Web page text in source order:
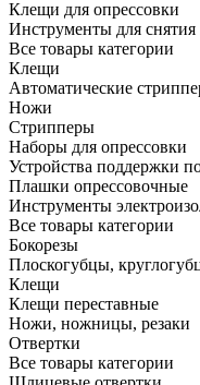
Клещи для опрессовки
Инструменты для
Все товары категории
Клещи
Автоматические
Ножи
Стрипперы
Наборы для опрессовки
Устройства поддержки
Плашки опрессовочные
Инструменты
Все товары категории
Бокорезы
Плоскогубцы,
Клещи
Клещи переставные
Ножи, ножницы, резаки
Отвертки
Все товары категории